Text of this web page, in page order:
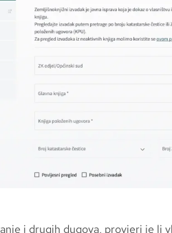
i drugih dugova, provjeri je li